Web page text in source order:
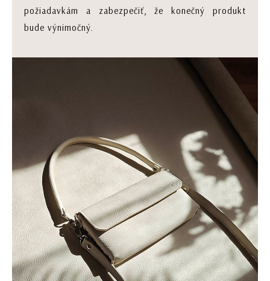
požiadavkám a zabezpečiť, že konečný produkt
bude výnimočný.